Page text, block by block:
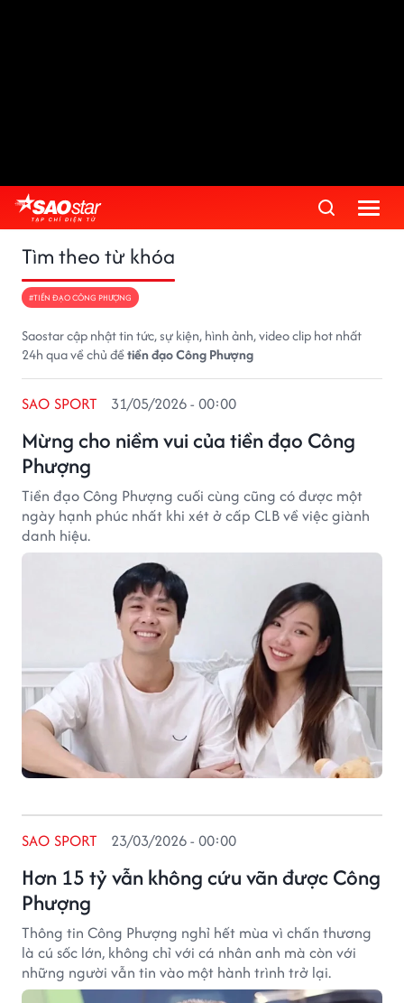
Tìm theo từ khóa
#TIỀN ĐẠO CÔNG PHƯỢNG
Saostar cập nhật tin tức, sự kiện, hình ảnh, video clip hot nhất
24h qua về chủ đềtiền đạo Công Phượng
Mừng cho niềm vui của tiền đạo Công
Phượng
SAO SPORT 31/05/2026 - 00:00
Tiền đạo Công Phượng cuối cùng cũng có được một
ngày hạnh phúc nhất khi xét ở cấp CLB về việc giành
danh hiệu.
Hơn 15 tỷ vẫn không cứu vãn được Công
Phượng
SAO SPORT 23/03/2026 - 00:00
Thông tin Công Phượng nghỉ hết mùa vì chấn thương
là cú sốc lớn, không chỉ với cá nhân anh mà còn với
những người vẫn tin vào một hành trình trở lại.